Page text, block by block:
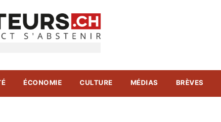
ÉCONOMIE CULTURE MÉDIAS BRÈVES